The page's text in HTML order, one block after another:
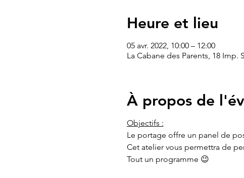
Heure et lieu
05 avr. 2022, 10:00 – 12:00
La Cabane des Parents, 18 Imp.
À propos de
Objectifs :
Le portage offre un panel de
Cet atelier vous permettra de
Tout un programme 😉